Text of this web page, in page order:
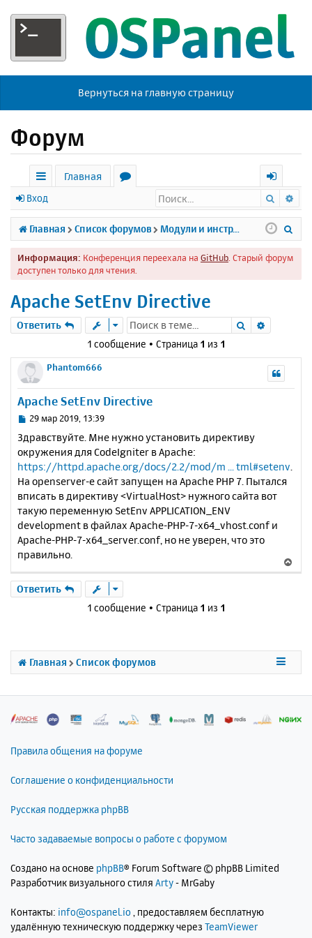
Вернуться на главную страницу
Форум
с
ы
л
к
Главная
р
у
м
х
о
д
Вход Поиск
Главная Список форумов Модули и инструменты
Информация: Конференция переехала на GitHub . Старый форум
доступен только для чтения.
Apache SetEnv Directive
Ответить Поиск
1 сообщение • Страница 1 из 1
Phantom666
Apache SetEnv Directive
С
о
б
щ
е
н
е
29 мар 2019, 13:39
Здравствуйте. Мне нужно установить директиву
окружения для CodeIgniter в Apache:
https://httpd.apache.org/docs/2.2/mod/m ... tml#setenv.
На openserver-е сайт запущен на Apache PHP 7. Пытался
вписать в директиву <VirtualHost> нужного сайта вот
такую переменную SetEnv APPLICATION_ENV
development в файлах Apache-PHP-7-x64_vhost.conf и
Apache-PHP-7-x64_server.conf, но не уверен, что это
правильно.
е
с
н
ч
Ответить
1 сообщение • Страница 1 из 1
Главная Список форумов
Правила общения на форуме
Соглашение о конфиденциальности
Русская поддержка phpBB
Часто задаваемые вопросы о работе с форумом
Создано на основе phpBB® Forum Software © phpBB Limited
Разработчик визуального стиля Arty- MrGaby
Контакты: info@ospanel.io , предоставляем бесплатную
удалённую техническую поддержку через TeamViewer